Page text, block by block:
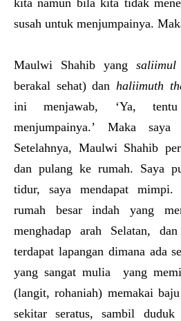
kita namun bila kita tidak
susah untuk menjumpainya.
Maulwi Shahib yang
berakal sehat) dan haliimuth
ini menjawab, ‘Ya,
menjumpainya.’ Maka
Setelahnya, Maulwi Shahib
dan pulang ke rumah. Saya
tidur, saya mendapat mimpi.
rumah besar indah yang
menghadap arah Selatan,
terdapat lapangan dimana ada
yang sangat mulia yang
(langit, rohaniah) memakai
sekitar seratus, sambil